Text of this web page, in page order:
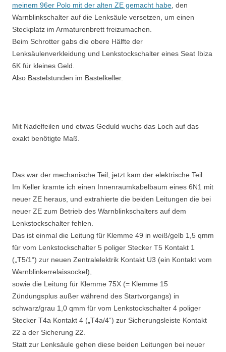
meinem 96er Polo mit der alten ZE gemacht habe , den
Warnblinkschalter auf die Lenksäule versetzen, um einen
Steckplatz im Armaturenbrett freizumachen.
Beim Schrotter gabs die obere Hälfte der
Lenksäulenverkleidung und Lenkstockschalter eines Seat Ibiza
6K für kleines Geld.
Also Bastelstunden im Bastelkeller.
Mit Nadelfeilen und etwas Geduld wuchs das Loch auf das
exakt benötigte Maß.
Das war der mechanische Teil, jetzt kam der elektrische Teil.
Im Keller kramte ich einen Innenraumkabelbaum eines 6N1 mit
neuer ZE heraus, und extrahierte die beiden Leitungen die bei
neuer ZE zum Betrieb des Warnblinkschalters auf dem
Lenkstockschalter fehlen.
Das ist einmal die Leitung für Klemme 49 in weiß/gelb 1,5 qmm
für vom Lenkstockschalter 5 poliger Stecker T5 Kontakt 1
(„T5/1“) zur neuen Zentralelektrik Kontakt U3 (ein Kontakt vom
Warnblinkerrelaissockel),
sowie die Leitung für Klemme 75X (= Klemme 15
Zündungsplus außer während des Startvorgangs) in
schwarz/grau 1,0 qmm für vom Lenkstockschalter 4 poliger
Stecker T4a Kontakt 4 („T4a/4“) zur Sicherungsleiste Kontakt
22 a der Sicherung 22.
Statt zur Lenksäule gehen diese beiden Leitungen bei neuer